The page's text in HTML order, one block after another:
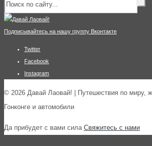
Подписывайтесь на нашу группу Вконтакте
Twitter
Facebook
Instagram
© 2026 Давай Лаовай! | Путешествия по миру,
Гонконге и автомобили
Да прибудет с вами сила Свяжитесь с нами